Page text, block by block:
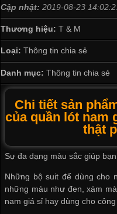
Cập nhật: 2019-08-23
Thương hiệu: T & M
Loại: Thông tin chia sẻ
Danh mục: Thông tin chia sẻ
Chi tiết sản
của quần lót nam
thật
Sự đa dạng màu sắc giúp
Những bộ suit để dùng cho
những màu như đen, xám
nam giá sỉ hay dùng cho